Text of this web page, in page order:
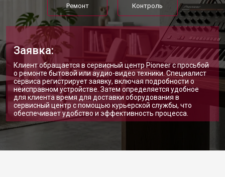
Ремонт Контроль
Заявка:
Клиент обращается в сервисный центр Pioneer с просьбой
о ремонте бытовой или аудио-видео техники. Специалист
сервиса регистрирует заявку, включая подробности о
неисправном устройстве. Затем определяется удобное
для клиента время для доставки оборудования в
сервисный центр с помощью курьерской службы, что
обеспечивает удобство и эффективность процесса.